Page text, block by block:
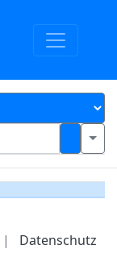
| Datenschutz